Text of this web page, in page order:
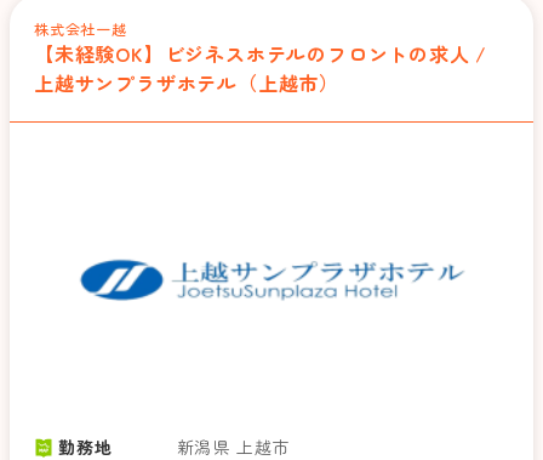
株式会社一越
【未経験OK】ビジネスホテルのフロントの求人 /
上越サンプラザホテル（上越市）
勤務地
新潟県 上越市